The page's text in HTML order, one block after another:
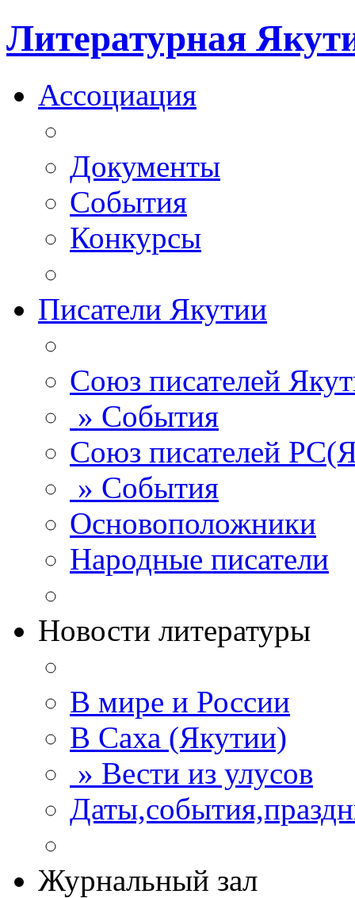
Литературная
Ассоциация
Документы
События
Конкурсы
Писатели Якутии
Союз писателей
» События
Союз писателей
» События
Основоположники
Народные писатели
Новости литературы
В мире и России
В Саха (Якутии)
» Вести из улусов
Журнальный зал